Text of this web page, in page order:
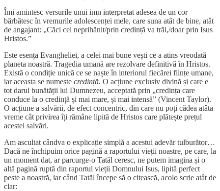
Îmi amintesc versurile unui imn interpretat adesea de un cor
bărbătesc în vremurile adolescenței mele, care suna atât de bine, atât
de angajant: „Căci cel neprihănit/prin credință va trăi,/doar prin Isus
Hristos.”
Este esența Evangheliei, a celei mai bune vești ce a atins vreodată
planeta noastră. Tragedia umană are rezolvare definitivă în Hristos.
Există o condiție unică ce se naște în interiorul fiecărei ființe umane,
iar aceasta se numește credință. O acțiune exclusiv divină și care e
tot darul bunătății lui Dumnezeu, acceptată prin „credința care
conduce la o credință și mai mare, și mai intensă” (Vincent Taylor).
O acțiune a salvării, de efect concentric, din care nu poți cădea atâta
vreme cât privirea îți rămâne lipită de Hristos care plătește prețul
acestei salvări.
Am ascultat cândva o explicație simplă a acestui adevăr tulburător…
Dacă ne închipuim orice pagină a raportului vieții noastre, pe care, la
un moment dat, ar parcurge-o Tatăl ceresc, ne putem imagina și o
altă pagină ruptă din raportul vieții Domnului Isus, lipită perfect
peste a noastră, iar când Tatăl începe să o citească, acolo scrie atât de
clar: